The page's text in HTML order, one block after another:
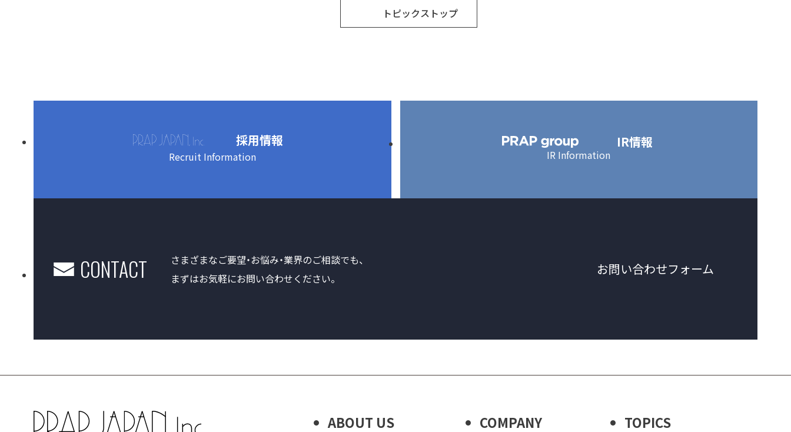
トピックストップ
採用情報
Recruit Information
IR情報
IR Information
CONTACT
さまざまなご要望・お悩み・業界のご相談でも、
まずはお気軽にお問い合わせください。
お問い合わせフォーム
ABOUT US COMPANY TOPICS